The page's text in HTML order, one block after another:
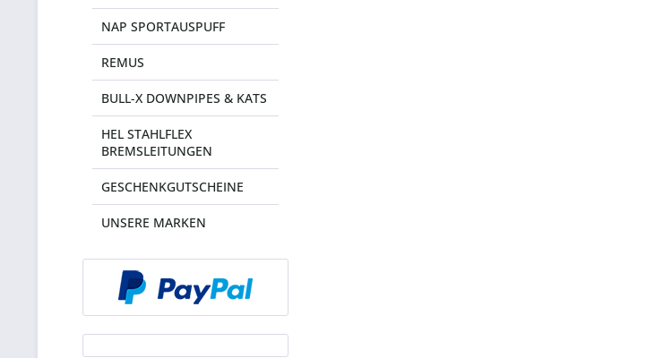
NAP SPORTAUSPUFF
REMUS
BULL-X DOWNPIPES & KATS
HEL STAHLFLEX
BREMSLEITUNGEN
GESCHENKGUTSCHEINE
UNSERE MARKEN